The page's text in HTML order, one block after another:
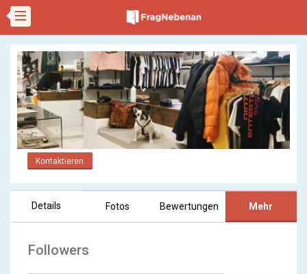
Kontaktieren
Details Fotos Bewertungen Mehr
Followers